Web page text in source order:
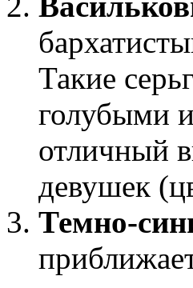
Такие
голубыми
отличный
девушек
Темно-